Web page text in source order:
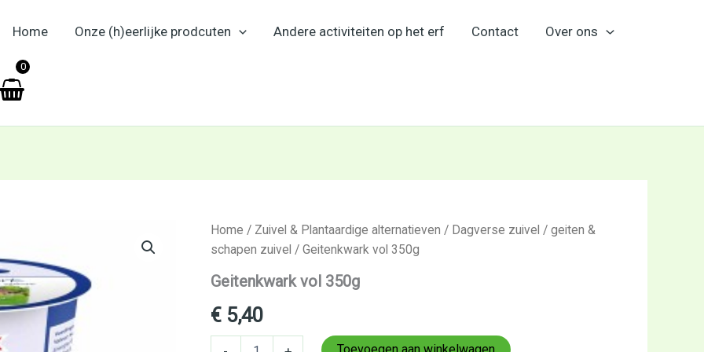
Home Onze (h)eerlijke prodcuten Andere activiteiten op het erf Contact Over ons
0
Home / Zuivel & Plantaardige alternatieven / Dagverse zuivel / geiten &
schapen zuivel / Geitenkwark vol 350g
Geitenkwark vol 350g
€5,40
Geitenkwark
aantal